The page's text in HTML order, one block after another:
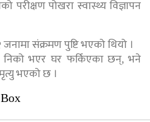
परीक्षण पोखरा स्वास्थ्य विज्ञापन
संक्रमण पुष्टि भएको थियो ।
भएर घर फर्किएका छन्, भने
भएको छ ।